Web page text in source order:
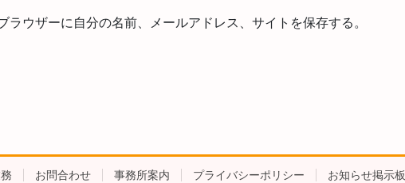
ラウザーに自分の名前、メールアドレス、サイトを保存する。
お問合わせ 事務所案内 プライバシーポリシー お知らせ掲示板